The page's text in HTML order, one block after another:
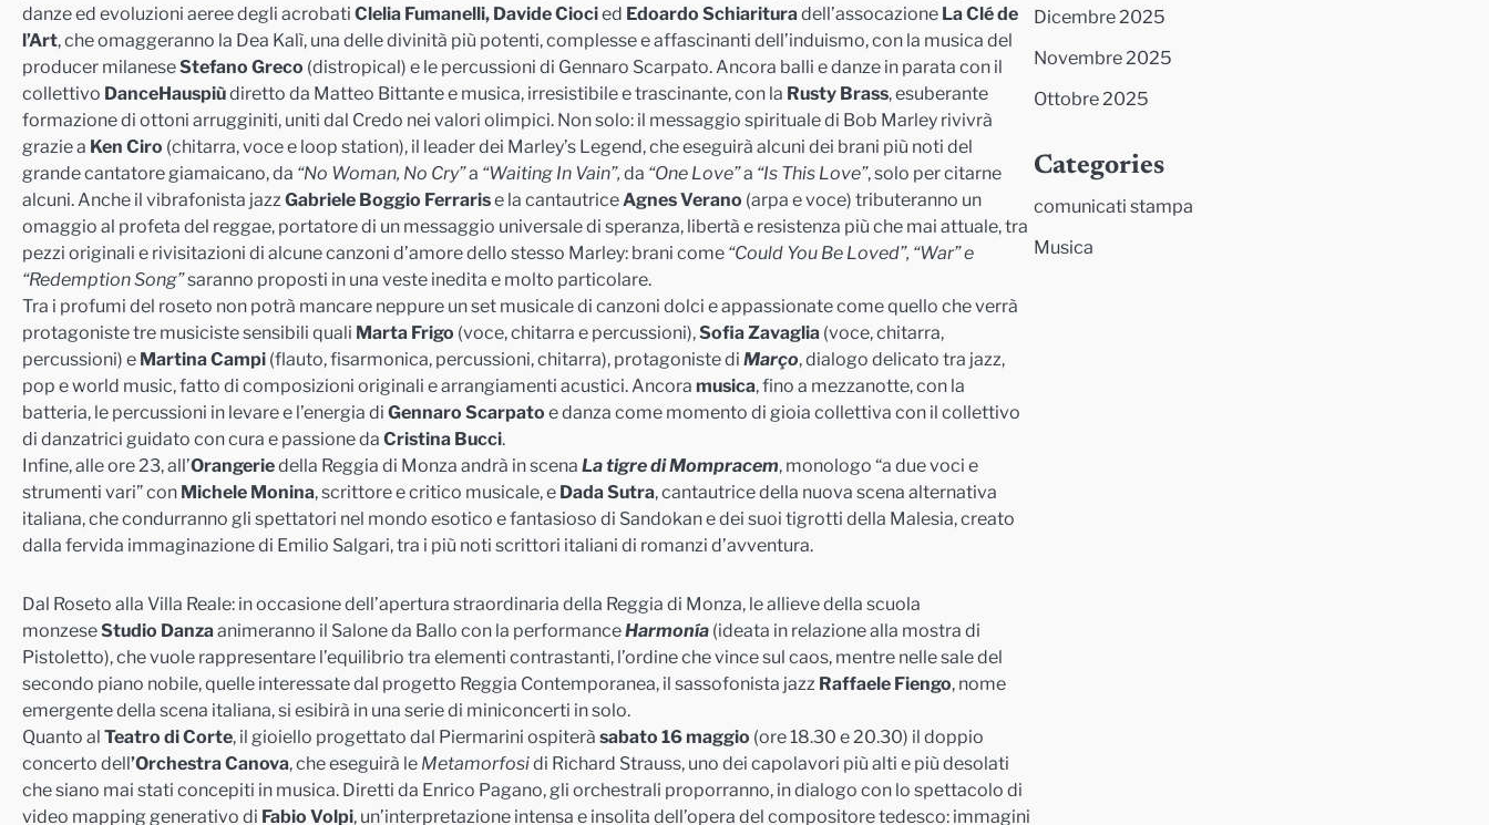
danze ed evoluzioni aeree degli acrobati Clelia Fumanelli, Davide Ciocied Edoardo Schiarituradell’assocazione La Clé de
l’Art, che omaggeranno la Dea Kalì, una delle divinità più potenti, complesse e affascinanti dell’induismo, con la musica del
producer milaneseStefano Greco (distropical) e le percussioni di Gennaro Scarpato. Ancora balli e danze in parata con il
collettivo DanceHauspiùdiretto da Matteo Bittante e musica, irresistibile e trascinante, con la Rusty Brass, esuberante
formazione di ottoni arrugginiti, uniti dal Credo nei valori olimpici. Non solo: il messaggio spirituale di Bob Marley rivivrà
grazie a Ken Ciro (chitarra, voce e loop station), il leader dei Marley’s Legend, che eseguirà alcuni dei brani più noti del
grande cantatore giamaicano, da “No Woman, No Cry”a “Waiting In Vain”, da “One Love”a “Is This Love”, solo per citarne
alcuni. Anche il vibrafonista jazzGabriele Boggio Ferrarise la cantautriceAgnes Verano (arpa e voce) tributeranno un
omaggio al profeta del reggae, portatore di un messaggio universale di speranza, libertà e resistenza più che mai attuale, tra
pezzi originali e rivisitazioni di alcune canzoni d’amore dello stesso Marley: brani come “Could You Be Loved”, “War” e
“RedemptionSong”saranno proposti in una veste inedita e molto particolare.
Tra i profumi del roseto non potrà mancare neppure un set musicale di canzoni dolci e appassionate come quello che verrà
protagoniste tre musiciste sensibili quali Marta Frigo (voce, chitarra e percussioni),Sofia Zavaglia (voce, chitarra,
percussioni) e Martina Campi (flauto, fisarmonica, percussioni, chitarra), protagoniste di Março, dialogo delicato tra jazz,
pop e world music, fatto di composizioni originali e arrangiamenti acustici. Ancora musica, fino a mezzanotte, con la
batteria, le percussioni in levare e l’energia di Gennaro Scarpato e danza come momento di gioia collettiva con il collettivo
di danzatrici guidato con cura e passione da Cristina Bucci.
Infine, alle ore 23, all’Orangeriedella Reggia di Monza andrà in scena La tigre di Mompracem, monologo “a due voci e
strumenti vari” con Michele Monina, scrittore e critico musicale, e Dada Sutra, cantautrice della nuova scena alternativa
italiana, che condurranno gli spettatori nel mondo esotico e fantasioso di Sandokan e dei suoi tigrotti della Malesia, creato
dalla fervida immaginazione di Emilio Salgari, tra i più noti scrittori italiani di romanzi d’avventura.
Dal Roseto alla Villa Reale: in occasione dell’apertura straordinaria della Reggia di Monza, le allieve della scuola
monzeseStudio Danzaanimeranno il Salone da Ballo con la performanceHarmonía (ideata in relazione alla mostra di
Pistoletto), che vuole rappresentare l’equilibrio tra elementi contrastanti, l’ordine che vince sul caos, mentre nelle sale del
secondo piano nobile, quelle interessate dal progetto Reggia Contemporanea, il sassofonista jazz Raffaele Fiengo, nome
emergente della scena italiana, si esibirà in una serie di miniconcerti in solo.
Quanto al Teatro di Corte, il gioiello progettato dal Piermarini ospiterà sabato 16 maggio (ore 18.30 e 20.30) il doppio
concerto dell’Orchestra Canova, che eseguirà le Metamorfosidi Richard Strauss, uno dei capolavori più alti e più desolati
che siano mai stati concepiti in musica. Diretti da Enrico Pagano, gli orchestrali proporranno, in dialogo con lo spettacolo di
video mapping generativo di Fabio Volpi, un’interpretazione intensa e insolita dell’opera del compositore tedesco: immagini
Dicembre 2025
Novembre 2025
Ottobre 2025
Categories
comunicati stampa
Musica